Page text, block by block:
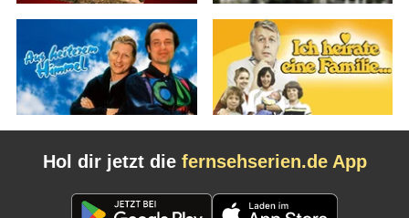
Hol dir jetzt die fernsehserien.de App